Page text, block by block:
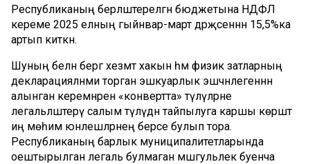
Республиканың берләштерелгән бюджетына НДФЛ
кереме 2025 елның гыйнвар-март дәрәҗәсеннән 15,5%ка
артып киткән.
Шуның белән бергә хезмәт хакын һәм физик затларның
декларацияләнми торган эшкуарлык эшчәнлегеннән
алынган керемнәрен «конвертта» түләүләрне
легальләштерү салым түләүдән тайпылуга каршы көрәштә
иң мөһим юнәлешләрнең берсе булып тора.
Республиканың барлык муниципалитетларында
оештырылган легаль булмаган мәшгульлек буенча